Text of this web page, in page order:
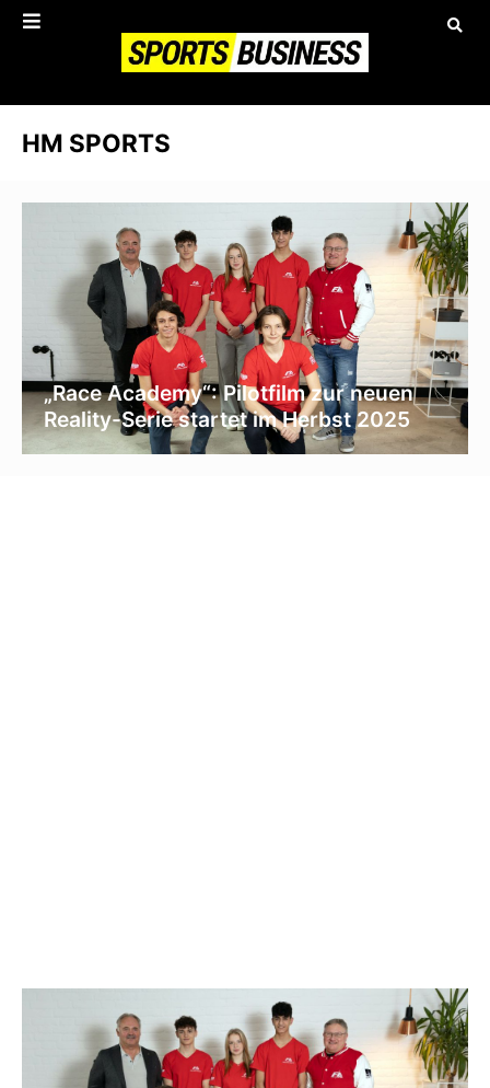
HM SPORTS
„Race Academy“: Pilotfilm zur neuen
Reality-Serie startet im Herbst 2025